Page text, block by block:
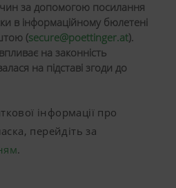
за допомогою посилання
в інформаційному бюлетені
(secure@poettinger.at).
на законність
на підставі згоди до
інформації про
перейдіть за
.